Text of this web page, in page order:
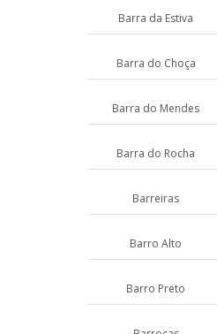
Barra da Estiva
Barra do Choça
Barra do Mendes
Barra do Rocha
Barreiras
Barro Alto
Barro Preto